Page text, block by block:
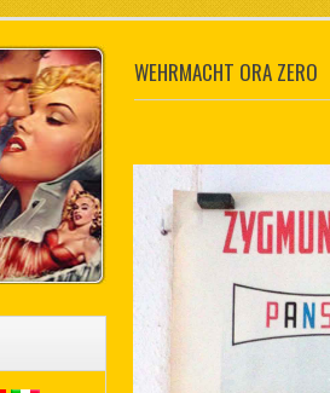
WEHRMACHT ORA ZERO